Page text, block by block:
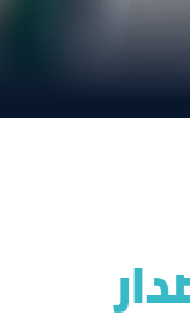
لقاء إعادة فتح إصدار